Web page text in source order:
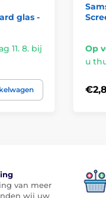
glas -
11. 8. bij
Op
u
van meer
wij uw